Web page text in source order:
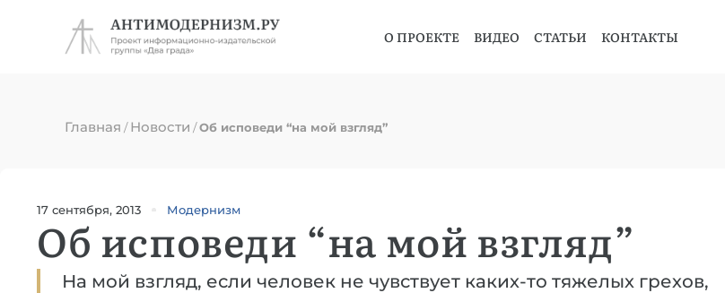
О ПРОЕКТЕ ВИДЕО СТАТЬИ КОНТАКТЫ
Главная /Новости /Об исповеди “на мой взгляд”
17 сентября, 2013 Модернизм
Об исповеди “на мой взгляд”
На мой взгляд, если человек не чувствует каких-то тяжелых грехов,